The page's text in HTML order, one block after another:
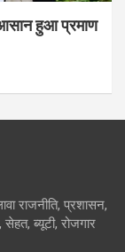
हुआ प्रमाण
राजनीति, प्रशासन,
ब्यूटी, रोजगार